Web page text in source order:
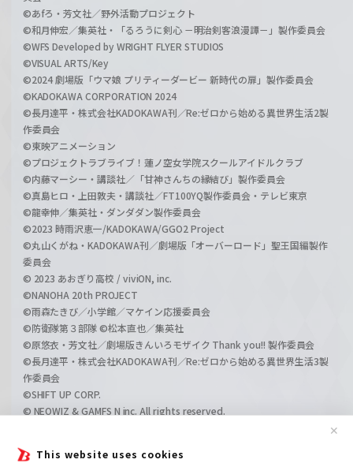
This website uses cookies
✕
©あfろ・芳文社／野外活動プロジェクト
©和月伸宏／集英社・「るろうに剣心 －明治剣客浪漫譚－」製作委員会
©WFS Developed by WRIGHT FLYER STUDIOS
©VISUAL ARTS/Key
©2024 劇場版「ウマ娘 プリティーダービー 新時代の扉」製作委員会
©KADOKAWA CORPORATION 2024
©長月達平・株式会社KADOKAWA刊／Re:ゼロから始める異世界生活2製
作委員会
©東映アニメーション
©プロジェクトラブライブ！蓮ノ空女学院スクールアイドルクラブ
©内藤マーシー・講談社／「甘神さんちの縁結び」製作委員会
©真島ヒロ・上田敦夫・講談社／FT100YQ製作委員会・テレビ東京
©龍幸伸／集英社・ダンダダン製作委員会
©2023 時雨沢恵一/KADOKAWA/GGO2 Project
©丸山くがね・KADOKAWA刊／劇場版「オーバーロード」聖王国編製作
委員会
© 2023 あおぎり高校 / viviON, inc.
©NANOHA 20th PROJECT
©雨森たきび／小学館／マケイン応援委員会
©防衛隊第３部隊 ©松本直也／集英社
©原悠衣・芳文社／劇場版きんいろモザイク Thank you!! 製作委員会
©長月達平・株式会社KADOKAWA刊／Re:ゼロから始める異世界生活3製
作委員会
©SHIFT UP CORP.
© NEOWIZ & GAMFS N inc. All rights reserved.
©GIRLS und PANZER Film Projekt